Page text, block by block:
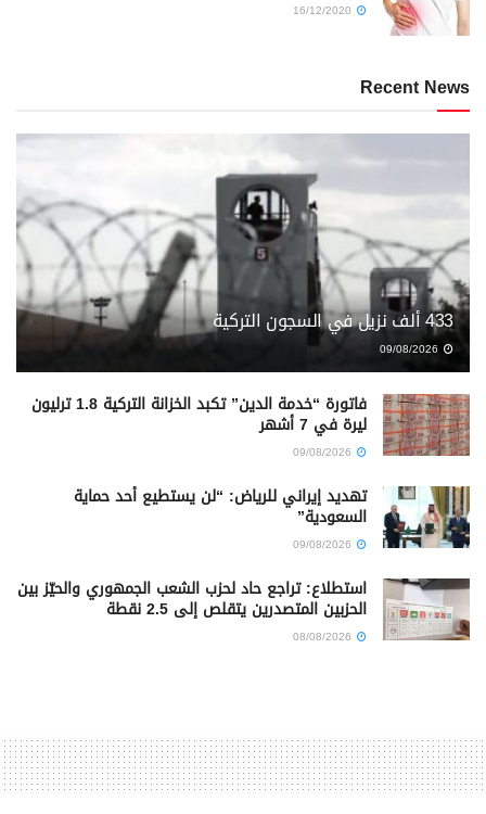
Recent News
433 ألف نزيل في السجون التركية
فاتورة “خدمة الدين” تكبد الخزانة التركية 1.8 ترليون
ليرة في 7 أشهر
تهديد إيراني للرياض: “لن يستطيع أحد حماية
السعودية”
استطلاع: تراجع حاد لحزب الشعب الجمهوري والحيّز بين
الحزبين المتصدرين يتقلص إلى 2.5 نقطة